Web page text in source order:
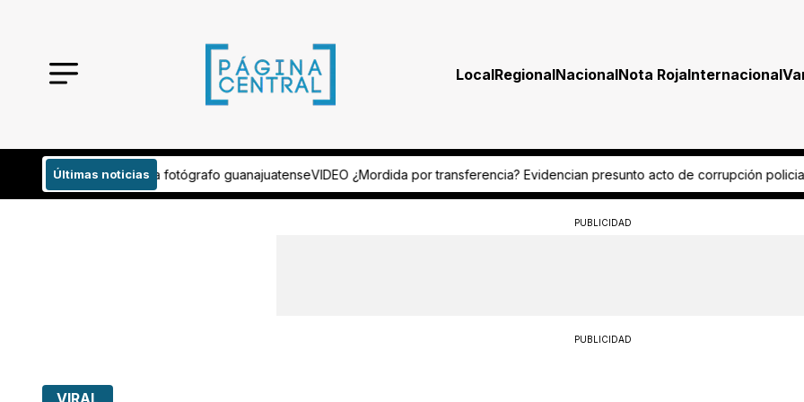
LocalRegionalNacionalNota RojaInternacional
Últimas noticias
guanajuatenseVIDEO ¿Mordida por transferencia? Evidencian presunto acto de corrupción policial¿Fue por celos? Mesera
PUBLICIDAD
PUBLICIDAD
VIRAL